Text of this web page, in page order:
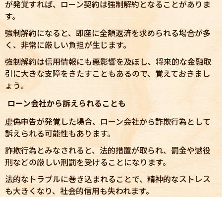
が発覚すれば、ローン契約は強制解約となることがありま
す。
強制解約になると、即座に全額返済を求められる場合が多
く、非常に厳しい負担が生じます。
強制解約は信用情報にも悪影響を及ぼし、将来的な金融取
引に大きな支障をきたすこともあるので、覚えておきまし
ょう。
ローン会社から訴えられることも
虚偽申告が発覚した場合、ローン会社から詐欺行為として
訴えられる可能性もあります。
詐欺行為とみなされると、法的措置が取られ、罰金や懲役
刑などの厳しい刑罰を受けることになります。
法的なトラブルに巻き込まれることで、精神的なストレス
も大きくなり、社会的信用も失われます。